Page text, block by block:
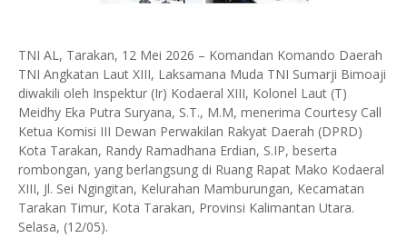
TNI AL, Tarakan, 12 Mei 2026 – Komandan Komando Daerah
TNI Angkatan Laut XIII, Laksamana Muda TNI Sumarji Bimoaji
diwakili oleh Inspektur (Ir) Kodaeral XIII, Kolonel Laut (T)
Meidhy Eka Putra Suryana, S.T., M.M, menerima Courtesy Call
Ketua Komisi III Dewan Perwakilan Rakyat Daerah (DPRD)
Kota Tarakan, Randy Ramadhana Erdian, S.IP, beserta
rombongan, yang berlangsung di Ruang Rapat Mako Kodaeral
XIII, Jl. Sei Ngingitan, Kelurahan Mamburungan, Kecamatan
Tarakan Timur, Kota Tarakan, Provinsi Kalimantan Utara.
Selasa, (12/05).